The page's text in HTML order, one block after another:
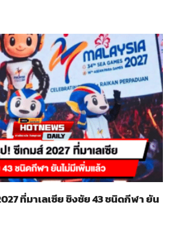
ที่มาเลเซีย ชิงชัย 43 ชนิดกีฬา ยัน